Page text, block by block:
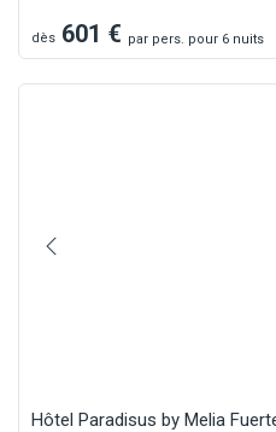
dès 601 € par pers. pour 6 nuits
Hôtel Paradisus by Melia